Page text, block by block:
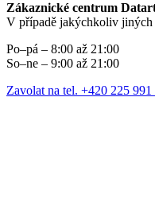
Zákaznické centrum
V případě jakýchkoliv jiných
Po–pá – 8:00 až 21:00
So–ne – 9:00 až 21:00
Zavolat na tel. +420 225 991